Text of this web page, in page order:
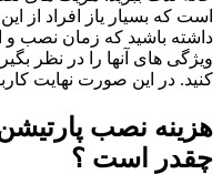
است که بسیار یاز افراد از
داشته باشید که زمان نصب و
ویژگی های آنها را در نظر
کنید. در این صورت نهایت
هزینه نصب
چقدر است ؟